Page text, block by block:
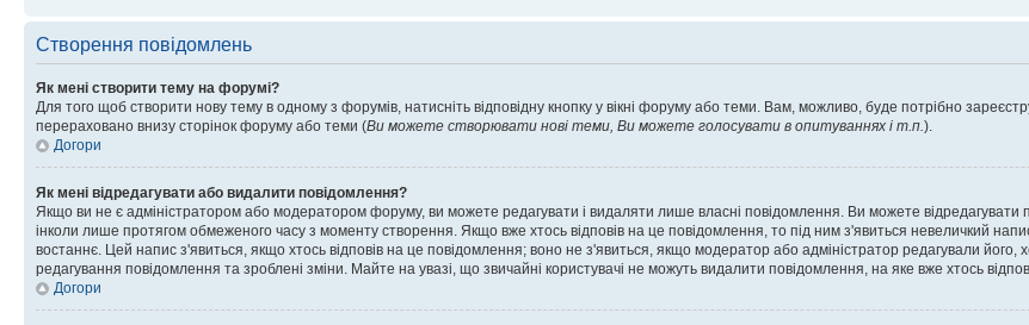
Створення повідомлень
Як мені створити тему на форумі?
Для того щоб створити нову тему в одному з форумів, натисніть відповідну кнопку у вікні форуму або теми. Вам, можливо, буде потрібно
перераховано внизу сторінок форуму або теми (Ви можете створювати нові теми, Ви можете голосувати в опитуваннях і т.п. ).
Догори
Як мені відредагувати або видалити повідомлення?
Якщо ви не є адміністратором або модератором форуму, ви можете редагувати і видаляти лише власні повідомлення. Ви можете відредагувати
інколи лише протягом обмеженого часу з моменту створення. Якщо вже хтось відповів на це повідомлення, то під ним з'явиться невеличкий
востаннє. Цей напис з'явиться, якщо хтось відповів на це повідомлення; воно не з'явиться, якщо модератор або адміністратор редагували
редагування повідомлення та зроблені зміни. Майте на увазі, що звичайні користувачі не можуть видалити повідомлення, на яке вже хтось
Догори